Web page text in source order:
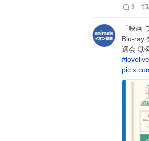
9
「映画
Blu-ray
選会 ③
#lovelive